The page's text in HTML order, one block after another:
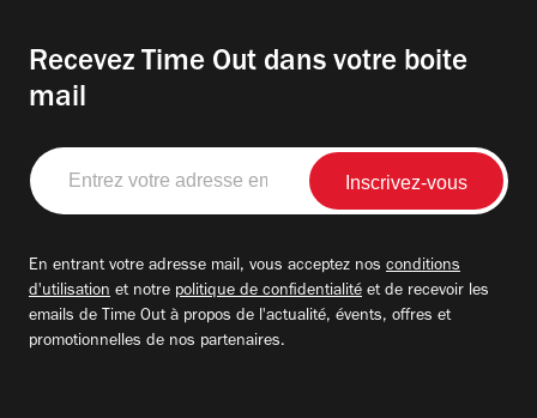
Recevez Time Out dans votre boite
mail
Entrez
votre
adresse
En entrant votre adresse mail, vous acceptez nos conditions
d'utilisation et notre politique de confidentialité et de recevoir les
emails de Time Out à propos de l'actualité, évents, offres et
promotionnelles de nos partenaires.